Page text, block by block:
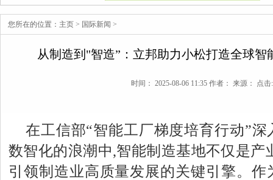
您所在的位置： 主页 > 国际新闻 >
从制造到"智造”：立邦助力小松打造全球智
时间： 2025-08-06 11:35 作者： 来源： 点击
在工信部“智能工厂梯度培育行动”
数智化的浪潮中,智能制造基地不仅是产
引领制造业高质量发展的关键引擎。